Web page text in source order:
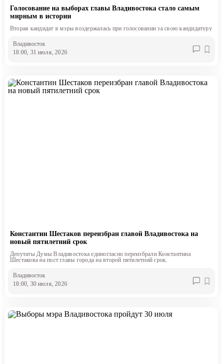
Голосование на выборах главы Владивостока стало самым
мирным в истории
Вторая кандидат в мэры воздержалась при голосовании за свою кандидатуру
Владивосток
18:00, 31 июля, 2026
Константин Шестаков переизбран главой Владивостока на
новый пятилетний срок
Депутаты Думы Владивостока единогласно переизбрали Константина
Шестакова на пост главы города на второй пятилетний срок.
Владивосток
18:00, 30 июля, 2026